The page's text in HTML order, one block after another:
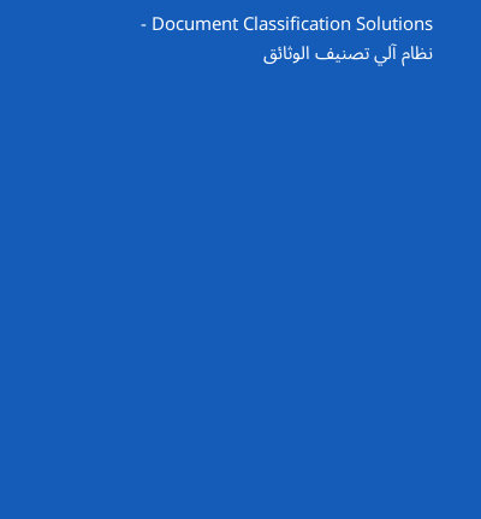
Document Classification Solutions -
نظام آلي تصنيف الوثائق